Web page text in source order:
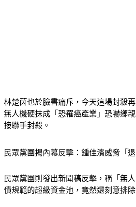
林楚茵也於臉書痛斥，今天這場封殺
無人機硬抹成「恐罹癌產業」恐嚇鄉
接聯手封殺。
民眾黨團揭內幕反擊：鍾佳濱威脅「退
民眾黨團則發出新聞稿反擊，稱「無
債規範的超級資金池，竟然還刻意排